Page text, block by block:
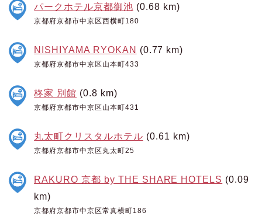
パークホテル京都御池 (0.68 km)
京都府京都市中京区西横町180
NISHIYAMA RYOKAN (0.77 km)
京都府京都市中京区山本町433
柊家 別館 (0.8 km)
京都府京都市中京区山本町431
丸太町クリスタルホテル (0.61 km)
京都府京都市中京区丸太町25
RAKURO 京都 by THE SHARE HOTELS (0.09
km)
京都府京都市中京区常真横町186